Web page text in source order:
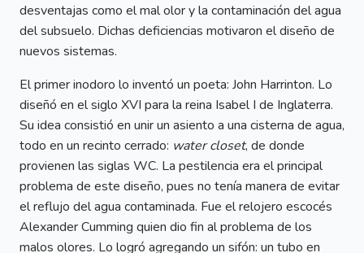
desventajas como el mal olor y la contaminación del agua
del subsuelo. Dichas deficiencias motivaron el diseño de
nuevos sistemas.
El primer inodoro lo inventó un poeta: John Harrinton. Lo
diseñó en el siglo XVI para la reina Isabel I de Inglaterra.
Su idea consistió en unir un asiento a una cisterna de agua,
todo en un recinto cerrado: water closet, de donde
provienen las siglas WC. La pestilencia era el principal
problema de este diseño, pues no tenía manera de evitar
el reflujo del agua contaminada. Fue el relojero escocés
Alexander Cumming quien dio fin al problema de los
malos olores. Lo logró agregando un sifón: un tubo en